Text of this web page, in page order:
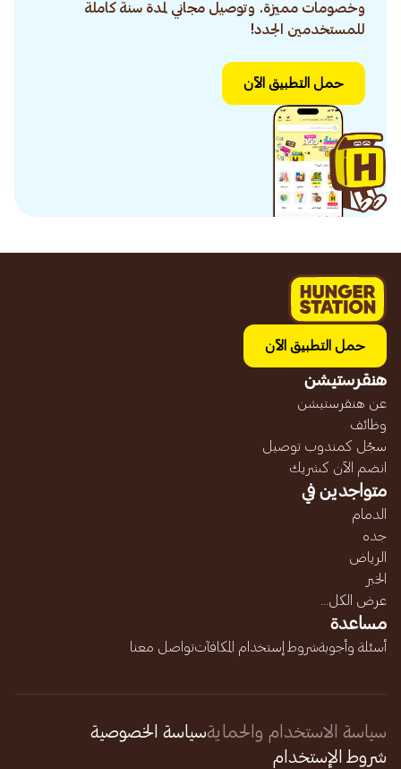
وخصومات مميزة. وتوصيل مجاني لمدة سنة كاملة
للمستخدمين الجدد!
حمل التطبيق الآن
حمل التطبيق الآن
هنقرستيشن
عن هنقرستيشن
وظائف
سجّل كمندوب توصيل
انضم الآن كشريك
متواجدين في
الدمام
جده
الرياض
الخبر
عرض الكل...
مساعدة
أسئلة وأجوبةشروط إستخدام المكافآتتواصل معنا
سياسة الاستخدام والحمايةسياسة الخصوصية
شروط الإستخدام